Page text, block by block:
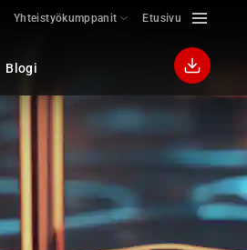
Yhteistyökumppanit Etusivu
Blogi